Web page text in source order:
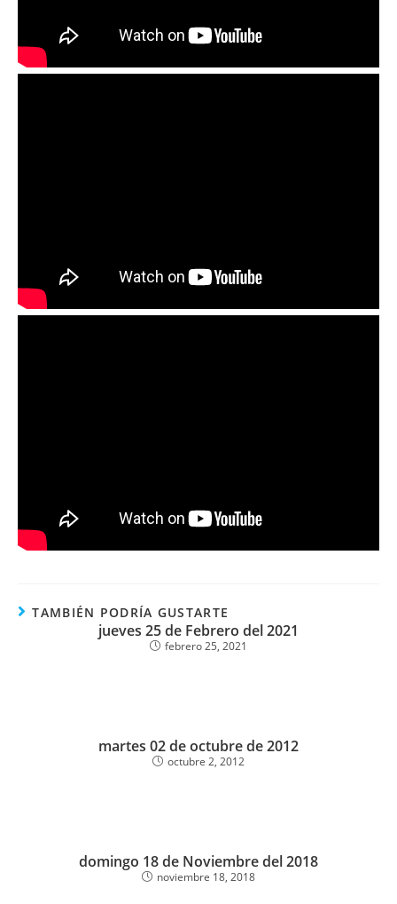
TAMBIÉN PODRÍA GUSTARTE
jueves 25 de Febrero del 2021
febrero 25, 2021
martes 02 de octubre de 2012
octubre 2, 2012
domingo 18 de Noviembre del 2018
noviembre 18, 2018